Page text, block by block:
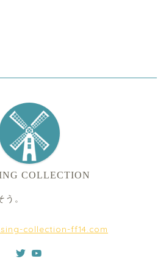
COLLECTION
う。
collection-ff14.com